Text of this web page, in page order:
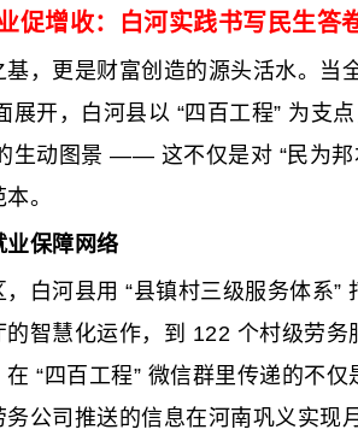
促增收：白河实践书写民生答
更是财富创造的源头活水。当
展开，白河县以 “四百工程” 为支
生动图景 —— 这不仅是对 “民为
。
业保障网络
河县用 “县镇村三级服务体系”
智慧化运作，到 122 个村级劳
“四百工程” 微信群里传递的不
公司推送的信息在河南巩义实现